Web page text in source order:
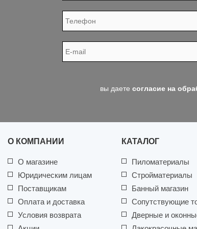
вы даете согласие на
О КОМПАНИИ
О магазине
Юридическим лицам
Поставщикам
Оплата и доставка
Условия возврата
КАТАЛОГ
Пиломатериалы
Стройматериалы
Банный магазин
Сопутствующие
Дверные и